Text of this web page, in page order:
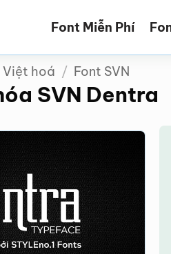
Font Miễn Phí
Việt hoá / Font SVN
SVN Dentra